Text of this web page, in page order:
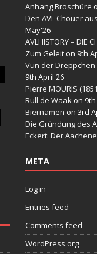
Anhang Broschüre
Den AVL Chouer
May'26
AVLHISTORY – DIE
Zum Geleiton 9th
Vun der
9th April'26
Pierre MOURIS
Rull de Waakon 9th
Biernamen on 3rd
Die Gründung des
Eckert: Der
META
Log in
Entries feed
Comments feed
WordPress.org